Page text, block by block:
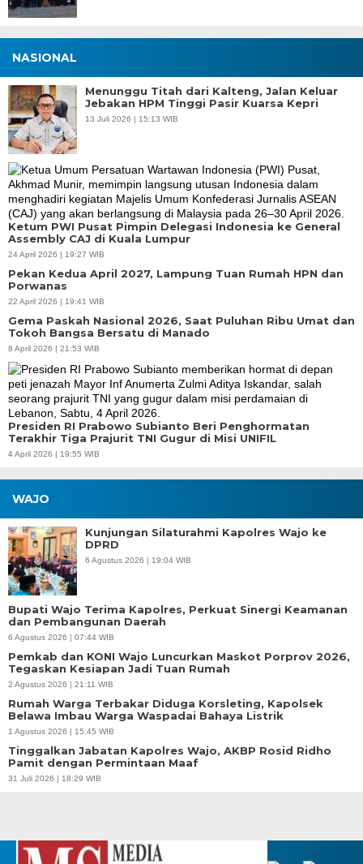
NASIONAL
Menunggu Titah dari Kalteng, Jalan Keluar
Jebakan HPM Tinggi Pasir Kuarsa Kepri
13 Juli 2026 | 15:13 WIB
Ketum PWI Pusat Pimpin Delegasi Indonesia ke General
Assembly CAJ di Kuala Lumpur
24 April 2026 | 19:27 WIB
Pekan Kedua April 2027, Lampung Tuan Rumah HPN dan
Porwanas
22 April 2026 | 19:41 WIB
Gema Paskah Nasional 2026, Saat Puluhan Ribu Umat dan
Tokoh Bangsa Bersatu di Manado
8 April 2026 | 21:53 WIB
Presiden RI Prabowo Subianto Beri Penghormatan
Terakhir Tiga Prajurit TNI Gugur di Misi UNIFIL
4 April 2026 | 19:55 WIB
WAJO
Kunjungan Silaturahmi Kapolres Wajo ke
DPRD
6 Agustus 2026 | 19:04 WIB
Bupati Wajo Terima Kapolres, Perkuat Sinergi Keamanan
dan Pembangunan Daerah
6 Agustus 2026 | 07:44 WIB
Pemkab dan KONI Wajo Luncurkan Maskot Porprov 2026,
Tegaskan Kesiapan Jadi Tuan Rumah
2 Agustus 2026 | 21:11 WIB
Rumah Warga Terbakar Diduga Korsleting, Kapolsek
Belawa Imbau Warga Waspadai Bahaya Listrik
1 Agustus 2026 | 15:45 WIB
Tinggalkan Jabatan Kapolres Wajo, AKBP Rosid Ridho
Pamit dengan Permintaan Maaf
31 Juli 2026 | 18:29 WIB